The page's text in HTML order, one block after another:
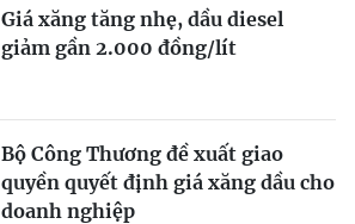
Giá xăng tăng nhẹ, dầu diesel
giảm gần 2.000 đồng/lít
Bộ Công Thương đề xuất giao
quyền quyết định giá xăng dầu cho
doanh nghiệp